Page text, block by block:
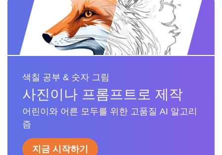
색칠 공부 & 숫자 그림
사진이나 프롬프트로 제작
어린이와 어른 모두를 위한 고품질 AI 알고리
즘
지금 시작하기